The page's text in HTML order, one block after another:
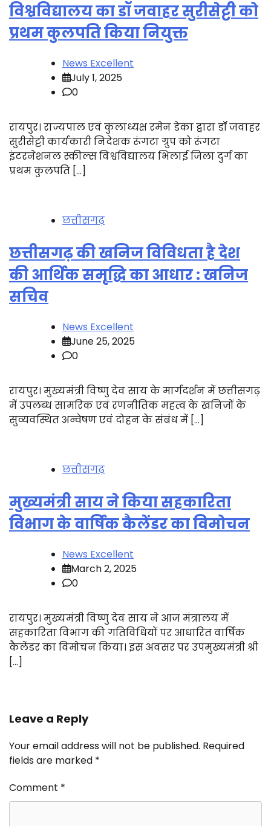
विश्वविद्यालय का डॉ जवाहर सुरीसेट्टी को
प्रथम कुलपति किया नियुक्त
News Excellent
July 1, 2025
0
रायपुर। राज्यपाल एवं कुलाध्यक्ष रमेन डेका द्वारा डॉ जवाहर
सुरीसेट्टी कार्यकारी निदेशक रूंगटा ग्रुप को रूंगटा
इंटरनेशनल स्कील्स विश्वविद्यालय भिलाई जिला दुर्ग का
प्रथम कुलपति […]
छत्तीसगढ़
छत्तीसगढ़ की खनिज विविधता है देश
की आर्थिक समृद्धि का आधार : खनिज
सचिव
News Excellent
June 25, 2025
0
रायपुर। मुख्यमंत्री विष्णु देव साय के मार्गदर्शन में छत्तीसगढ़
में उपलब्ध सामरिक एवं रणनीतिक महत्व के खनिजों के
सुव्यवस्थित अन्वेषण एवं दोहन के संबंध में […]
छत्तीसगढ़
मुख्यमंत्री साय ने किया सहकारिता
विभाग के वार्षिक कैलेंडर का विमोचन
News Excellent
March 2, 2025
0
रायपुर। मुख्यमंत्री विष्णु देव साय ने आज मंत्रालय में
सहकारिता विभाग की गतिविधियों पर आधारित वार्षिक
कैलेंडर का विमोचन किया। इस अवसर पर उपमुख्यमंत्री श्री
[…]
Leave a Reply
Your email address will not be published. Required
fields are marked *
Comment *